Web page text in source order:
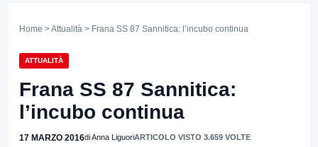
Home >Attualità > Frana SS 87 Sannitica: l’incubo continua
ATTUALITÀ
Frana SS 87 Sannitica:
l’incubo continua
17 MARZO 2016di Anna LiguoriARTICOLO VISTO 3.659 VOLTE